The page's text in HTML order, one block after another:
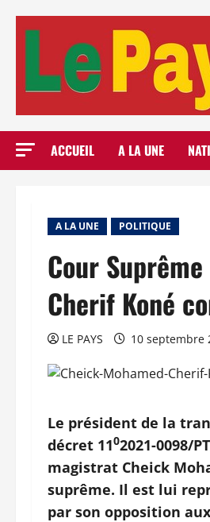
ACCUEIL A LA UNE
A LA UNE POLITIQUE
Cour
Cherif Koné
LE PAYS 10 septembre
Le président de la
décret 1102021-0098/
magistrat Cheick
suprême. Il est lui
par son opposition